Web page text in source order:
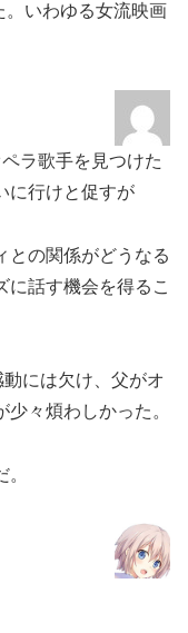
いわゆる女流映画
ラ歌手を見つけた
に行けと促すが
との関係がどうなる
に話す機会を得るこ
には欠け、父がオ
々煩わしかった。